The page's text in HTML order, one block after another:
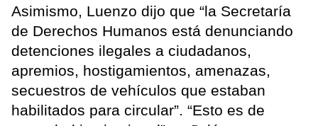
Asimismo, Luenzo dijo que “la Secretaría
de Derechos Humanos está denunciando
detenciones ilegales a ciudadanos,
apremios, hostigamientos, amenazas,
secuestros de vehículos que estaban
habilitados para circular”. “Esto es de